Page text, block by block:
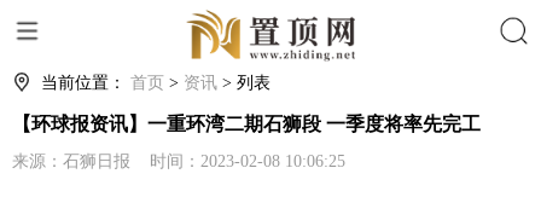
当前位置： 首页 > 资讯 > 列表
【环球报资讯】一重环湾二期石狮段 一季度将率先完工
来源：石狮日报 时间：2023-02-08 10:06:25